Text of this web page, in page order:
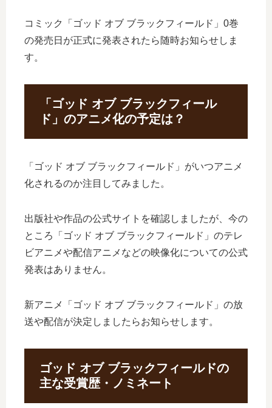
コミック「ゴッド オブ ブラックフィールド」0巻
の発売日が正式に発表されたら随時お知らせしま
す。
「ゴッド オブ ブラックフィール
ド」のアニメ化の予定は？
「ゴッド オブ ブラックフィールド」がいつアニメ
化されるのか注目してみました。
出版社や作品の公式サイトを確認しましたが、今の
ところ「ゴッド オブ ブラックフィールド」のテレ
ビアニメや配信アニメなどの映像化についての公式
発表はありません。
新アニメ「ゴッド オブ ブラックフィールド」の放
送や配信が決定しましたらお知らせします。
ゴッド オブ ブラックフィールドの
主な受賞歴・ノミネート